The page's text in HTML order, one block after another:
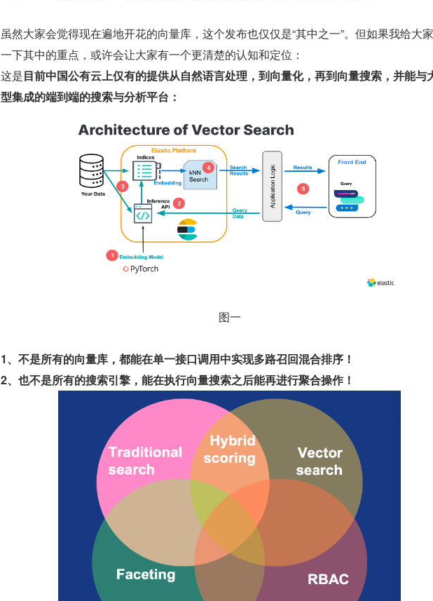
虽然大家会觉得现在遍地开花的向量库，这个发布也仅仅是“其中之一”。但如果我给大
一下其中的重点，或许会让大家有一个更清楚的认知和定位：
这是目前中国公有云上仅有的提供从自然语言处理，到向量化，再到向量搜索，并能与
型集成的端到端的搜索与分析平台：
图一
1、不是所有的向量库，都能在单一接口调用中实现多路召回混合排序！
2、也不是所有的搜索引擎，能在执行向量搜索之后能再进行聚合操作！